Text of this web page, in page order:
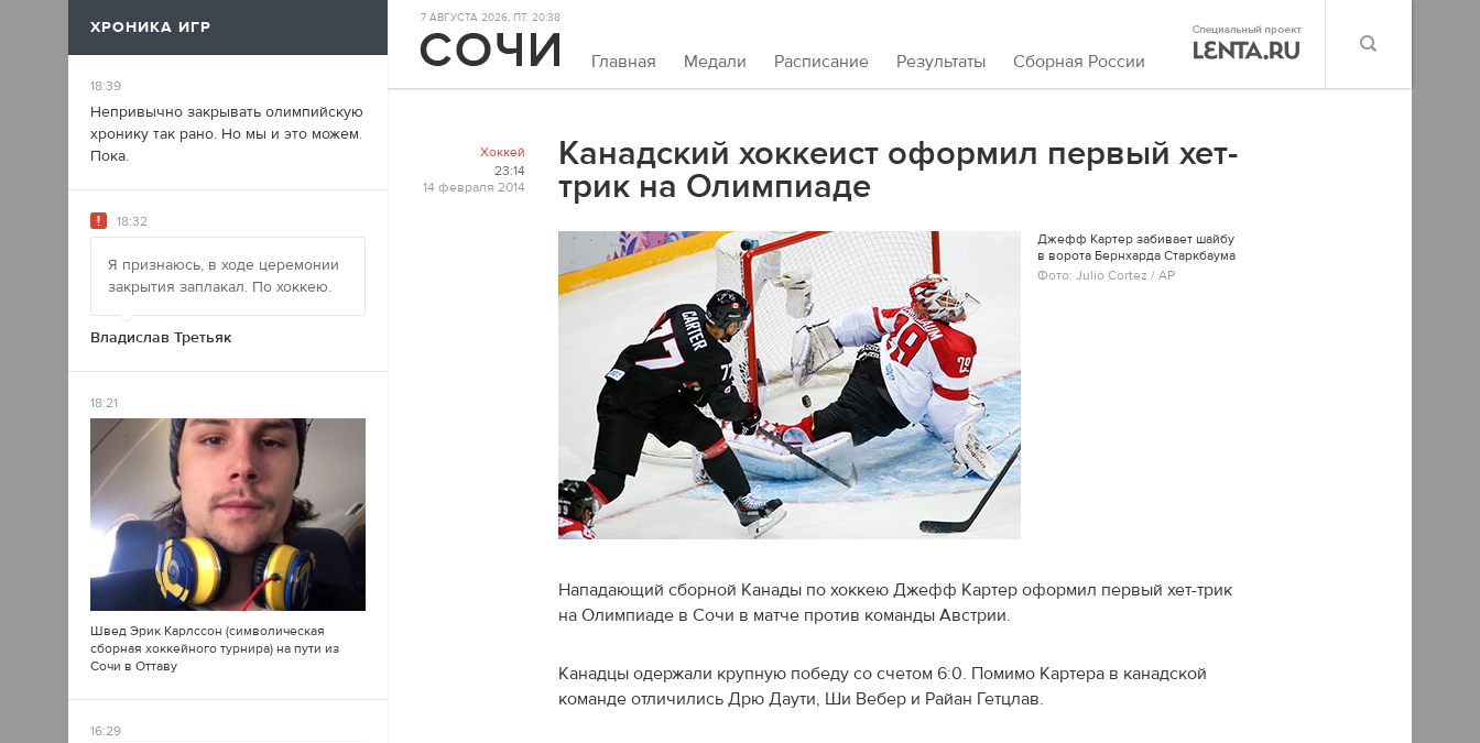
ХРОНИКА ИГР
18:39
Непривычно закрывать олимпийскую
хронику так рано. Но мы и это можем.
Пока.
18:32
Я признаюсь, в ходе церемонии
закрытия заплакал. По хоккею.
Владислав Третьяк
18:21
Швед Эрик Карлссон (символическая
сборная хоккейного турнира) на пути из
Сочи в Оттаву
16:29
7 АВГУСТА 2026, ПТ. 20:38
Главная Медали Расписание Результаты Сборная России
Хоккей
23:14
14 февраля 2014
Канадский хоккеист оформил первый хет-
трик на Олимпиаде
Джефф Картер забивает шайбу
в ворота Бернхарда Старкбаума
Фото: Julio Cortez / AP
Нападающий сборной Канады по хоккею Джефф Картер оформил первый хет-трик
на Олимпиаде в Сочи в матче против команды Австрии.
Канадцы одержали крупную победу со счетом 6:0. Помимо Картера в канадской
команде отличились Дрю Даути, Ши Вебер и Райан Гетцлав.